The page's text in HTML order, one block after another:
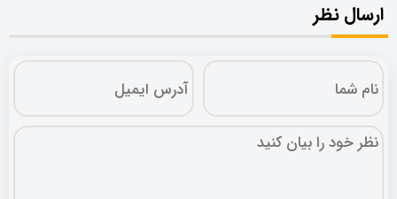
ارسال نظر